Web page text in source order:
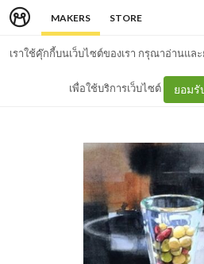
MAKERS STORE
เราใช้คุ๊กกี้บนเว็บไซต์ของเรา กรุณาอ่านแล
เพื่อใช้บริการเว็บไซต์ ยอมรั